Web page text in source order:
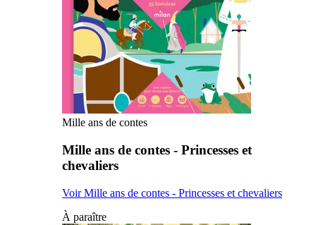
Mille ans de contes
Mille ans de contes - Princesses et
chevaliers
Voir Mille ans de contes - Princesses et chevaliers
À paraître